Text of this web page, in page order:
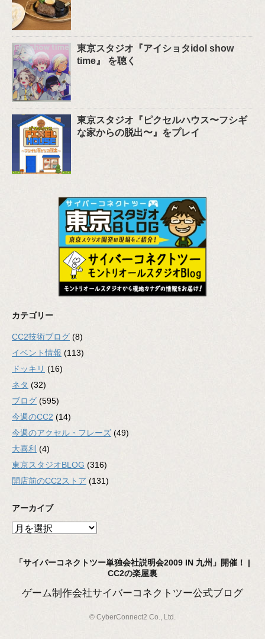
東京スタジオ『アイショタidol show
time』 を聴く
東京スタジオ『ピクセルハウス〜フシギ
な家からの脱出〜』をプレイ
カテゴリー
CC2技術ブログ (8)
イベント情報 (113)
ドッキリ (16)
ネタ (32)
ブログ (595)
今週のCC2 (14)
今週のアクセル・フレーズ (49)
大喜利 (4)
東京スタジオBLOG (316)
開店前のCC2ストア (131)
アーカイブ
ア
イ「サイバーコネクトツー単独会社説明会2009 IN 九州」開催！ |
CC2の楽屋裏
ゲーム制作会社サイバーコネクトツー公式ブログ
© CyberConnect2 Co., Ltd.